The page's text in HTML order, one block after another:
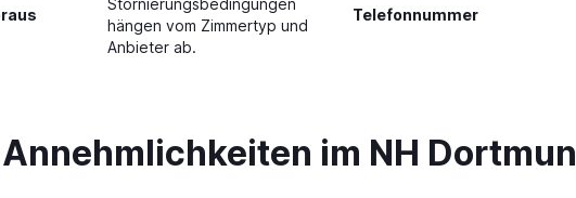
Stornierungsbedingungen
hängen vom Zimmertyp und
Anbieter ab.
Telefonnummer
im NH